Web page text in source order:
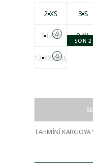
2 XS 3 S
7 L/XL 8 XL
SON 2
12 XXXXXL
TAHMİNİ KARGOYA